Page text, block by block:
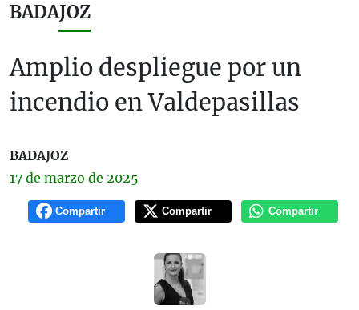
BADAJOZ
Amplio despliegue por un
incendio en Valdepasillas
BADAJOZ
17 de marzo de 2025
Compartir Compartir Compartir